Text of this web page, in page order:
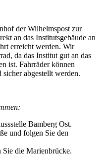
der Wilhelmspost zur
an das Institutsgebäude an
erreicht werden. Wir
da das Institut gut an das
ist. Fahrräder können
abgestellt werden.
Bamberg Ost.
und folgen Sie den
die Marienbrücke.